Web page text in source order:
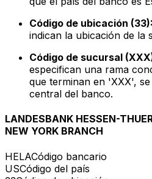
Código de ubicación (33):
indican la ubicación de la
Código de sucursal
especifican una rama
que terminan en 'XXX',
central del banco.
LANDESBANK HESSEN-
NEW YORK BRANCH
HELACódigo bancario
USCódigo del país